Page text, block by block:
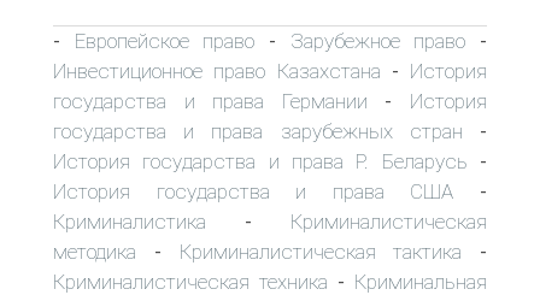
- Европейское право - Зарубежное право -
Инвестиционное право Казахстана - История
государства и права Германии - История
государства и права зарубежных стран -
История государства и права Р. Беларусь -
История государства и права США -
Криминалистика - Криминалистическая
методика - Криминалистическая тактика -
Криминалистическая техника - Криминальная